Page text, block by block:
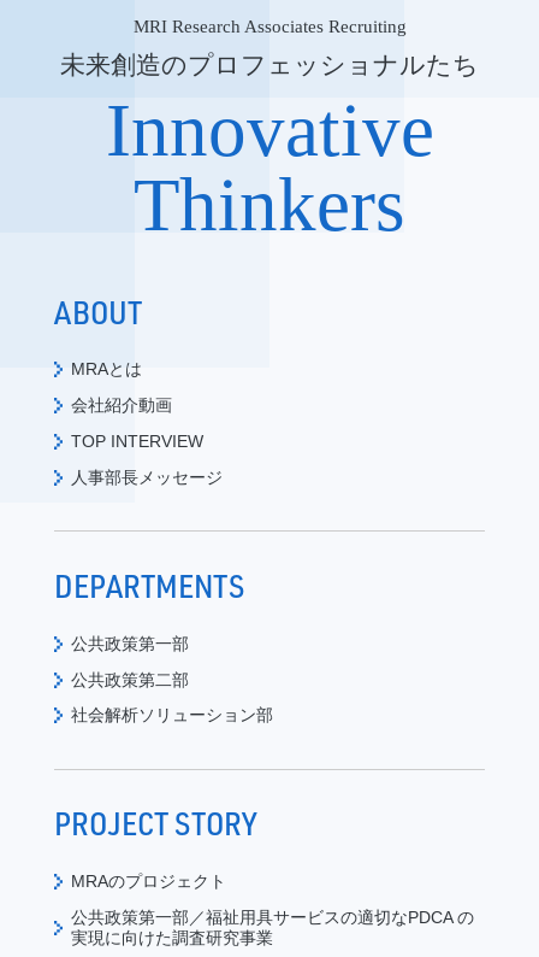
MRI Research Associates Recruiting
未来創造のプロフェッショナルたち
Innovative
Thinkers
ABOUT
MRAとは
会社紹介動画
TOP INTERVIEW
人事部長メッセージ
DEPARTMENTS
公共政策第一部
公共政策第二部
社会解析ソリューション部
PROJECT STORY
MRAのプロジェクト
公共政策第一部／福祉用具サービスの適切なPDCA の
実現に向けた調査研究事業